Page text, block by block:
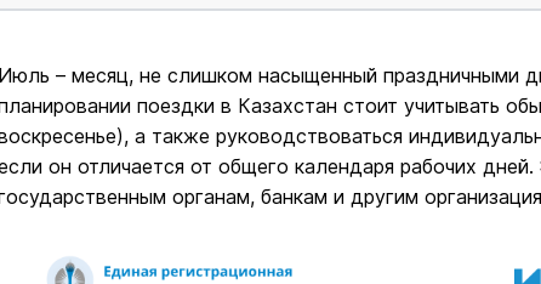
Июль – месяц, не слишком насыщенный праздничными
поездки в Казахстан стоит учитывать
а также руководствоваться
он отличается от общего календаря рабочих
органам, банкам и другим